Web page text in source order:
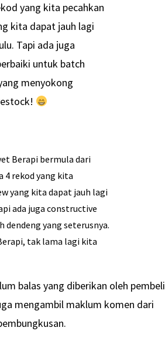
yang kita pecahkan
kita dapat jauh lagi
Tapi ada juga
untuk batch
menyokong
Berapi bermula dari
4 rekod yang kita
yang kita dapat jauh lagi
ada juga constructive
yang seterusnya.
tak lama lagi kita
balas yang diberikan oleh pembeli
mengambil maklum komen dari